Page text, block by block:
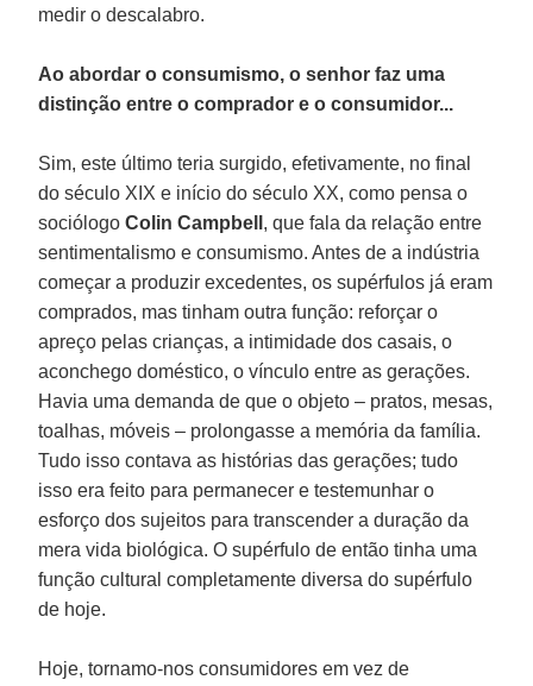
medir o descalabro.
Ao abordar o consumismo, o senhor faz uma
distinção entre o comprador e o consumidor...
Sim, este último teria surgido, efetivamente, no final
do século XIX e início do século XX, como pensa o
sociólogoColin Campbell , que fala da relação entre
sentimentalismo e consumismo. Antes de a indústria
começar a produzir excedentes, os supérfulos já eram
comprados, mas tinham outra função: reforçar o
apreço pelas crianças, a intimidade dos casais, o
aconchego doméstico, o vínculo entre as gerações.
Havia uma demanda de que o objeto – pratos, mesas,
toalhas, móveis – prolongasse a memória da família.
Tudo isso contava as histórias das gerações; tudo
isso era feito para permanecer e testemunhar o
esforço dos sujeitos para transcender a duração da
mera vida biológica. O supérfulo de então tinha uma
função cultural completamente diversa do supérfulo
de hoje.
Hoje, tornamo-nos consumidores em vez de